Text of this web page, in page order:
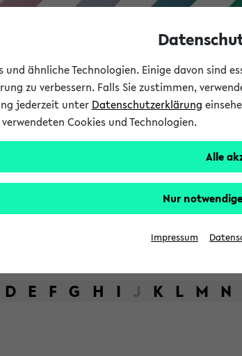
Studium
der
D E F G H I J K L M N
und ähnliche Technologien. Einige davon
zu verbessern. Falls Sie zustimmen,
jederzeit unter Datenschutzerklärung
Cookies und Technologien.
Alle
Nur
Impressum